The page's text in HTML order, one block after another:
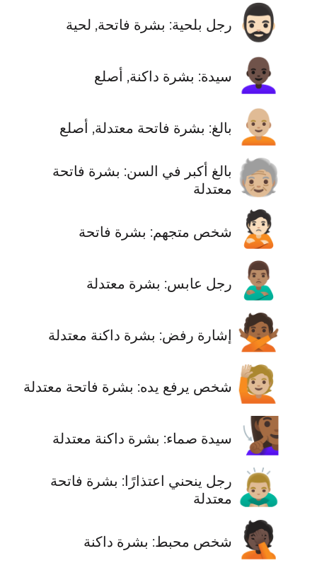
🧔🏻‍♂️ رجل بلحية: بشرة فاتحة, لحية
👩🏿‍🦲 سيدة: بشرة داكنة, أصلع
🧑🏼‍🦲 بالغ: بشرة فاتحة معتدلة, أصلع
🧓🏼 بالغ أكبر في السن: بشرة فاتحة
معتدلة
🙎🏻 ‫شخص متجهم: بشرة فاتحة
🙎🏽‍♂️ رجل عابس: بشرة معتدلة
🙅🏾 ‫إشارة رفض: بشرة داكنة معتدلة
🙋🏼 ‫شخص يرفع يده: بشرة فاتحة معتدلة
🧏🏾‍♀️ سيدة صماء: بشرة داكنة معتدلة
🙇🏼‍♂️ رجل ينحني اعتذارًا: بشرة فاتحة
معتدلة
🤦🏿 ‫شخص محبط: بشرة داكنة